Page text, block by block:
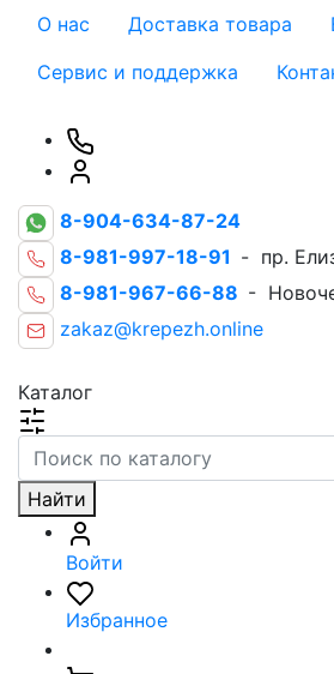
О нас Доставка товара
Сервис и поддержка
8-904-634-87-24
8-981-997-18-91 - пр.
8-981-967-66-88 -
zakaz@krepezh.online
Каталог
Найти
Войти
Избранное